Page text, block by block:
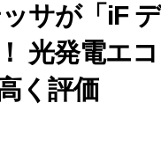
サが「iF
光発電エ
く評価